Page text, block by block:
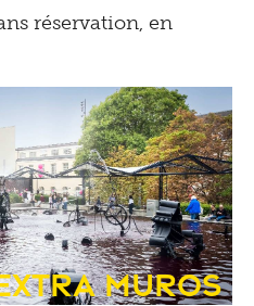
réservation, en
Muros